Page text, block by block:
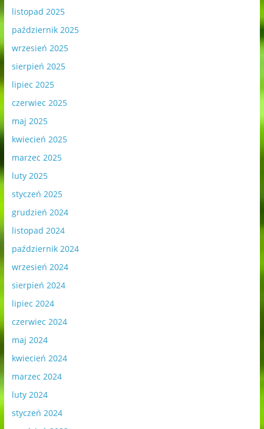
listopad 2025
październik 2025
wrzesień 2025
sierpień 2025
lipiec 2025
czerwiec 2025
maj 2025
kwiecień 2025
marzec 2025
luty 2025
styczeń 2025
grudzień 2024
listopad 2024
październik 2024
wrzesień 2024
sierpień 2024
lipiec 2024
czerwiec 2024
maj 2024
kwiecień 2024
marzec 2024
luty 2024
styczeń 2024